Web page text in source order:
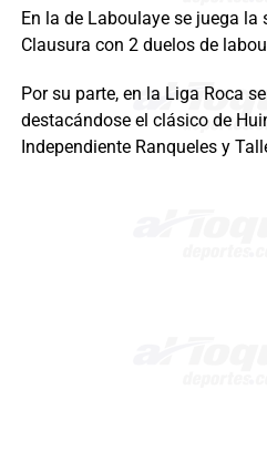
En la de Laboulaye se juega
Clausura con 2 duelos de
Por su parte, en la Liga Roca
destacándose el clásico de
Independiente Ranqueles y